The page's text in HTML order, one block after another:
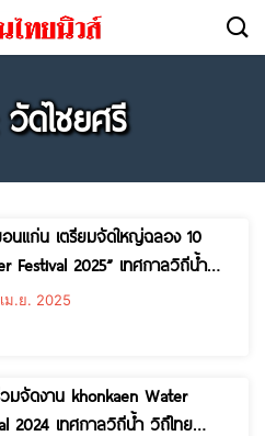
ดไชยศรี
นแก่น เตรียมจัดใหญ่ฉลอง 10
Festival 2025” เทศกาลวิถีน้ำ…
ม่วนซื่นพร้อมกัน ระหว่างวันที่ 12
ม.ย. 2025
มจัดงาน khonkaen Water
2024 เทศกาลวิถีน้ำ วิถีไทย